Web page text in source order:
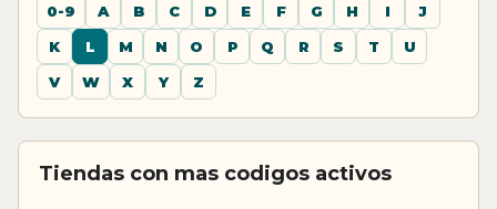
0-9 A B C D E F G H I
J
K
L M N O P Q R S T
U
V
W X Y Z
Tiendas con mas codigos activos